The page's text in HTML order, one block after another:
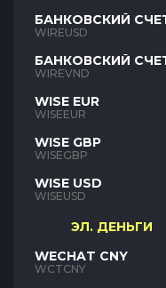
БАНКОВСКИЙ
USD
WIREUSD
БАНКОВСКИЙ
VND
WIREVND
WISE EUR
WISEEUR
WISE GBP
WISEGBP
WISE USD
WISEUSD
ЭЛ. ДЕНЬГИ
WECHAT CNY
WCTCNY